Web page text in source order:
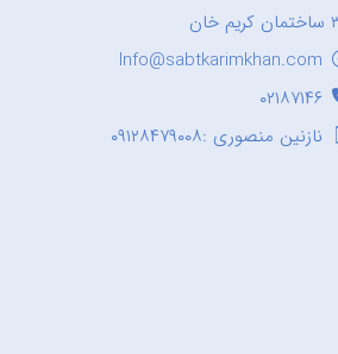
خان
Info@sabtkarimkhan.com
۰۲۱۸۷۱۴۶
نازنین منصوری :۰۹۱۲۸۴۷۹۰۰۸